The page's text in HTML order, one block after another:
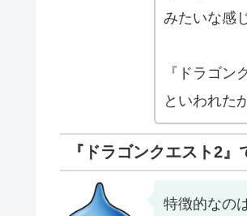
みたいな感
『ドラゴン
といわれた
『ドラゴンクエスト2
特徴的なの